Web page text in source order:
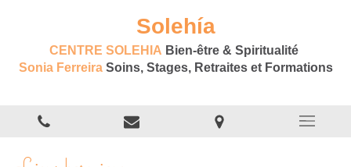
Solehía
CENTRE SOLEHIA Bien-être & Spiritualité
Sonia Ferreira Soins, Stages, Retraites et Formations